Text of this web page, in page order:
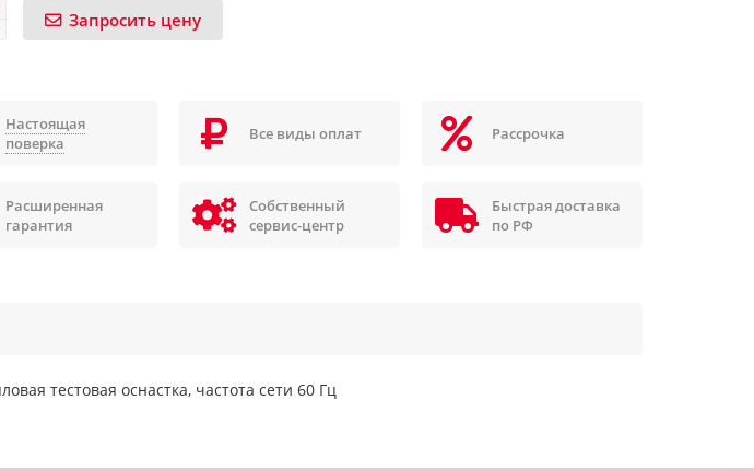
Запросить цену
Настоящая
поверка
Все виды оплат Рассрочка
Расширенная
гарантия
Собственный
сервис-центр
Быстрая доставка
по РФ
тестовая оснастка, частота сети 60 Гц